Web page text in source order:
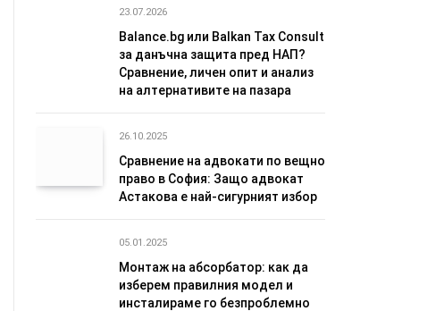
23.07.2026
Balance.bg или Balkan Tax Consult
за данъчна защита пред НАП?
Сравнение, личен опит и анализ
на алтернативите на пазара
26.10.2025
Сравнение на адвокати по вещно
право в София: Защо адвокат
Астакова е най-сигурният избор
05.01.2025
Монтаж на абсорбатор: как да
изберем правилния модел и
инсталираме го безпроблемно